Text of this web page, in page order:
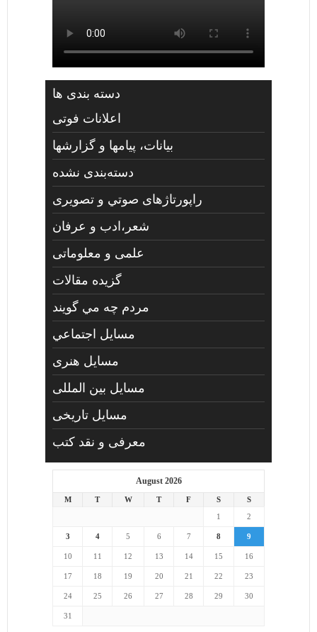
دسته بندی ها
اعلانات فوتی
بیانات، پیامها و گزارشها
دسته‌بندی نشده
راپورتاژهای صوتي و تصويری
شعر،ادب و عرفان
علمی و معلوماتی
گزیده مقالات
مردم چه مي گويند
مسايل اجتماعي
مسايل هنری
مسایل بین المللی
مسایل تاریخی
معرفی و نقد کتب
August 2026
M T W T F S
S
1
2
3 4 5 6 7 8 9
10 11 12 13 14 15 16
17 18 19 20 21 22 23
24 25 26 27 28 29 30
31